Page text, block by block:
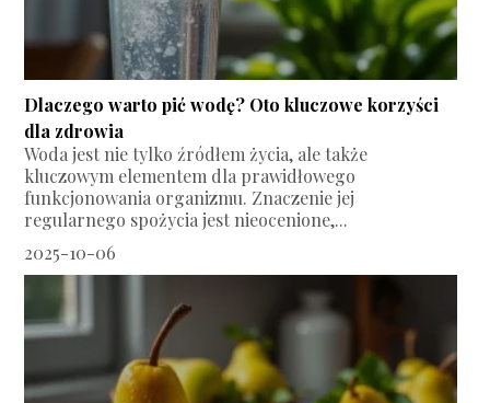
Dlaczego warto pić wodę? Oto kluczowe korzyści
dla zdrowia
Woda jest nie tylko źródłem życia, ale także
kluczowym elementem dla prawidłowego
funkcjonowania organizmu. Znaczenie jej
regularnego spożycia jest nieocenione,...
2025-10-06